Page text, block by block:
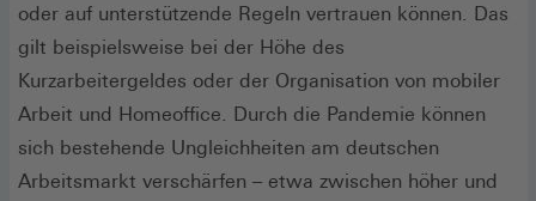
oder auf unterstützende Regeln vertrauen können. Das
gilt beispielsweise bei der Höhe des
Kurzarbeitergeldes oder der Organisation von mobiler
Arbeit und Homeoffice. Durch die Pandemie können
sich bestehende Ungleichheiten am deutschen
Arbeitsmarkt verschärfen – etwa zwischen höher und